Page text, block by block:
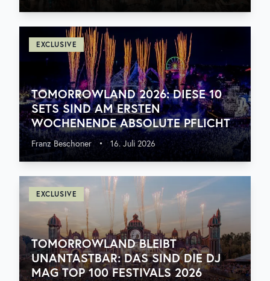
EXCLUSIVE
TOMORROWLAND 2026: DIESE 10
SETS SIND AM ERSTEN
WOCHENENDE ABSOLUTE PFLICHT
Franz Beschoner • 16. Juli 2026
EXCLUSIVE
TOMORROWLAND BLEIBT
UNANTASTBAR: DAS SIND DIE DJ
MAG TOP 100 FESTIVALS 2026